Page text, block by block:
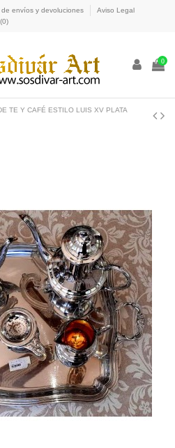
de envíos y devoluciones
Aviso Legal
0)
0
TE Y CAFÉ ESTILO LUIS XV PLATA